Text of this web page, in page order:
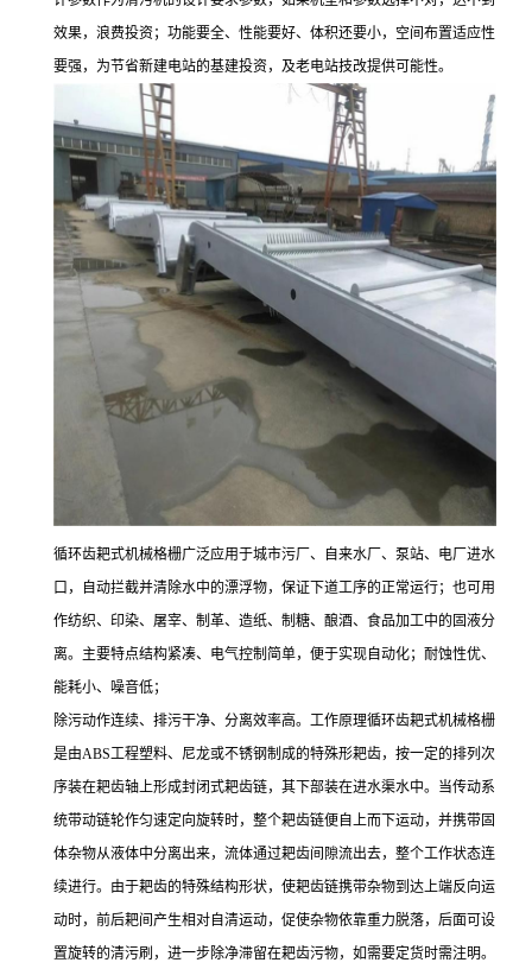
效果，浪费投资；功能要全、性能要好、体积还要小，空间布置适应性
要强，为节省新建电站的基建投资，及老电站技改提供可能性。
循环齿耙式机械格栅广泛应用于城市污厂、自来水厂、泵站、电厂进水
口，自动拦截并清除水中的漂浮物，保证下道工序的正常运行；也可用
作纺织、印染、屠宰、制革、造纸、制糖、酿酒、食品加工中的固液分
离。主要特点结构紧凑、电气控制简单，便于实现自动化；耐蚀性优、
能耗小、噪音低；
除污动作连续、排污干净、分离效率高。工作原理循环齿耙式机械格栅
是由ABS工程塑料、尼龙或不锈钢制成的特殊形耙齿，按一定的排列次
序装在耙齿轴上形成封闭式耙齿链，其下部装在进水渠水中。当传动系
统带动链轮作匀速定向旋转时，整个耙齿链便自上而下运动，并携带固
体杂物从液体中分离出来，流体通过耙齿间隙流出去，整个工作状态连
续进行。由于耙齿的特殊结构形状，使耙齿链携带杂物到达上端反向运
动时，前后耙间产生相对自清运动，促使杂物依靠重力脱落，后面可设
置旋转的清污刷，进一步除净滞留在耙齿污物，如需要定货时需注明。